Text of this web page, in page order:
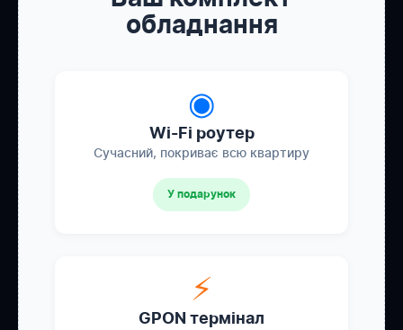
обладнання
◉
Wi-Fi роутер
Сучасний, покриває всю квартиру
У подарунок
⚡
GPON термінал